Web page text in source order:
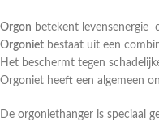
Orgon betekent levensenergie
Orgoniet bestaat uit een
Het beschermt tegen
Orgoniet heeft een algemeen
De orgoniethanger is speciaal